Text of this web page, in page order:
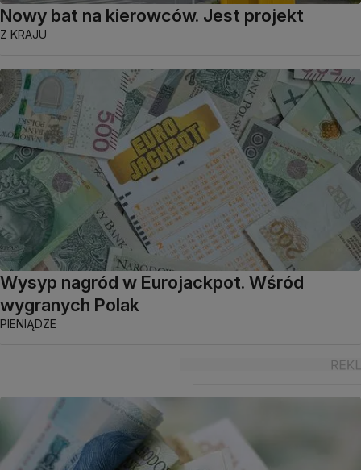
Nowy bat na kierowców. Jest projekt
Z KRAJU
Wysyp nagród w Eurojackpot. Wśród
wygranych Polak
PIENIĄDZE